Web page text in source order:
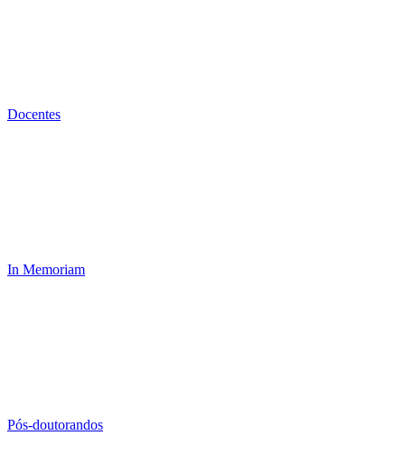
Docentes
In Memoriam
Pós-doutorandos